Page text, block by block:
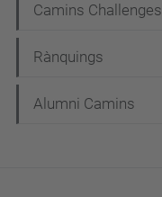
Camins Challenges
Rànquings
Alumni Camins